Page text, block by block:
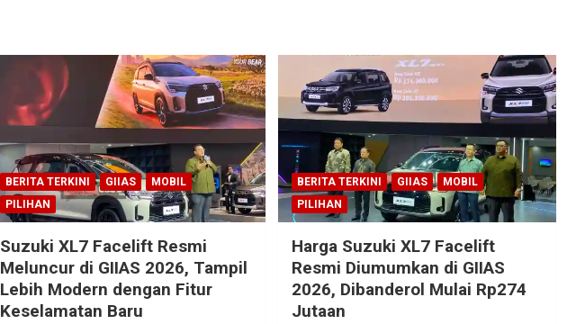
BERITA TERKINI GIIAS
MOBIL
PILIHAN
Suzuki XL7 Facelift Resmi
Meluncur di GIIAS 2026, Tampil
Lebih Modern dengan Fitur
Keselamatan Baru
BERITA TERKINI GIIAS
MOBIL
PILIHAN
Harga Suzuki XL7 Facelift
Resmi Diumumkan di GIIAS
2026, Dibanderol Mulai Rp274
Jutaan